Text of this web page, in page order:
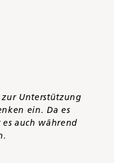
Unterstützung
ein. Da es
auch während